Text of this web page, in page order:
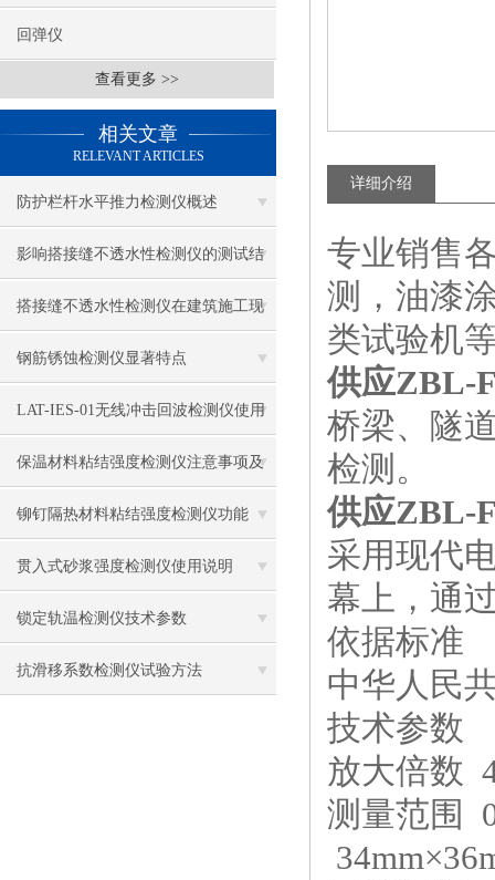
回弹仪
查看更多 >>
相关文章
RELEVANT ARTICLES
防护栏杆水平推力检测仪概述
影响搭接缝不透水性检测仪的测试结
果的因素有哪些？
搭接缝不透水性检测仪在建筑施工现
场中的应用
钢筋锈蚀检测仪显著特点
LAT-IES-01无线冲击回波检测仪使用
操作方法
保温材料粘结强度检测仪注意事项及
保养
铆钉隔热材料粘结强度检测仪功能
贯入式砂浆强度检测仪使用说明
锁定轨温检测仪技术参数
抗滑移系数检测仪试验方法
详细介绍
专业销售
测，油漆
类试验机
供应ZBL-
桥梁、隧
检测。
供应ZBL-
采用现代
幕上，通
依据标准
中华人民
技术参数
放大倍数
测量范围